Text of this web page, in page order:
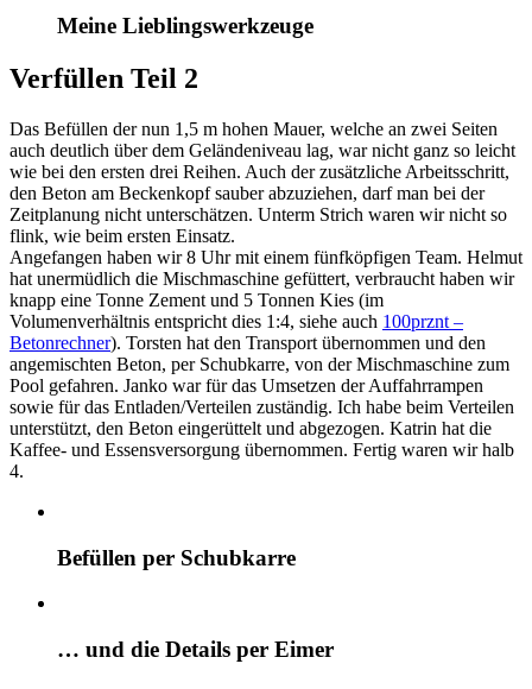
Meine Lieblingswerkzeuge
Verfüllen Teil 2
Das Befüllen der nun 1,5 m hohen Mauer, welche an zwei Seiten
auch deutlich über dem Geländeniveau lag, war nicht ganz so leicht
wie bei den ersten drei Reihen. Auch der zusätzliche Arbeitsschritt,
den Beton am Beckenkopf sauber abzuziehen, darf man bei der
Zeitplanung nicht unterschätzen. Unterm Strich waren wir nicht so
flink, wie beim ersten Einsatz.
Angefangen haben wir 8 Uhr mit einem fünfköpfigen Team. Helmut
hat unermüdlich die Mischmaschine gefüttert, verbraucht haben wir
knapp eine Tonne Zement und 5 Tonnen Kies (im
Volumenverhältnis entspricht dies 1:4, siehe auch 100prznt –
Betonrechner). Torsten hat den Transport übernommen und den
angemischten Beton, per Schubkarre, von der Mischmaschine zum
Pool gefahren. Janko war für das Umsetzen der Auffahrrampen
sowie für das Entladen/Verteilen zuständig. Ich habe beim Verteilen
unterstützt, den Beton eingerüttelt und abgezogen. Katrin hat die
Kaffee- und Essensversorgung übernommen. Fertig waren wir halb
4.
Befüllen per Schubkarre
… und die Details per Eimer